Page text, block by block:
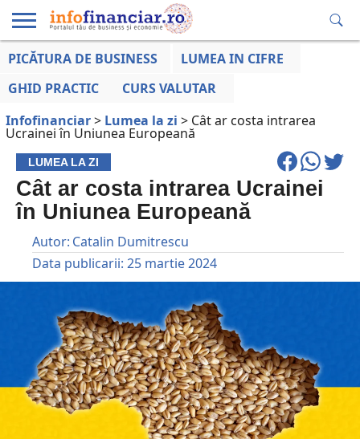
EDUCAȚIE
LA ZI
AFACERILOR
PICĂTURA DE BUSINESS
LUMEA IN CIFRE
GHID PRACTIC
CURS VALUTAR
Infofinanciar> Lumea la zi > Cât ar costa intrarea
Ucrainei în Uniunea Europeană
LUMEA LA ZI
Cât ar costa intrarea Ucrainei
în Uniunea Europeană
Autor: Catalin Dumitrescu
Data publicarii: 25 martie 2024